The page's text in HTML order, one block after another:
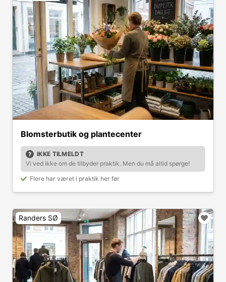
Blomsterbutik og plantecenter
IKKE TILMELDT
Vi ved ikke om de tilbyder praktik. Men du må altid spørge!
Flere har været i praktik her før
Randers SØ